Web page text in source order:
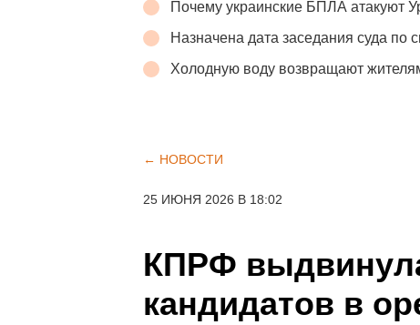
Почему украинские БПЛА атакуют
Назначена дата заседания суда по
Холодную воду возвращают
← НОВОСТИ
25 ИЮНЯ 2026 В 18:02
КПРФ
кандидатов в